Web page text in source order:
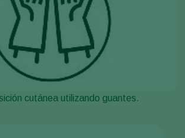
cutánea utilizando guantes.